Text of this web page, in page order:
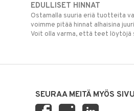
EDULLISET HINNAT
Ostamalla suuria eriä tuotteita
voimme pitää hinnat alhaisina
Voit olla varma, että teet löytöjä
SEURAA MEITÄ MYÖS